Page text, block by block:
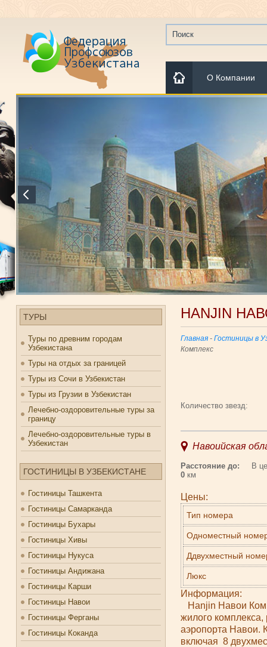
О Компании
ТУРЫ
Туры по древним городам
Узбекистана
Туры на отдых за границей
Туры из Сочи в Узбекистан
Туры из Грузии в Узбекистан
Лечебно-оздоровительные туры за
границу
Лечебно-оздоровительные туры в
Узбекистан
ГОСТИНИЦЫ В УЗБЕКИСТАНЕ
Гостиницы Ташкента
Гостиницы Самарканда
Гостиницы Бухары
Гостиницы Хивы
Гостиницы Нукуса
Гостиницы Андижана
Гостиницы Карши
Гостиницы Навои
Гостиницы Ферганы
Гостиницы Коканда
HANJIN
Главная - Гостиницы в
Комплекс
Количество звезд:
Навоийская
Расстояние до: В
0 км
Цены:
Тип номера
Одноместный
Ддвухместный
Люкс
Информация:
Hanjin Навои
жилого
аэропорта Навои.
включая 8